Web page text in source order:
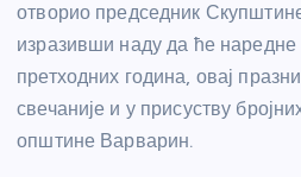
отворио председник
изразивши наду да ће наредне
претходних година, овај
свечаније и у присуству
општине Варварин.